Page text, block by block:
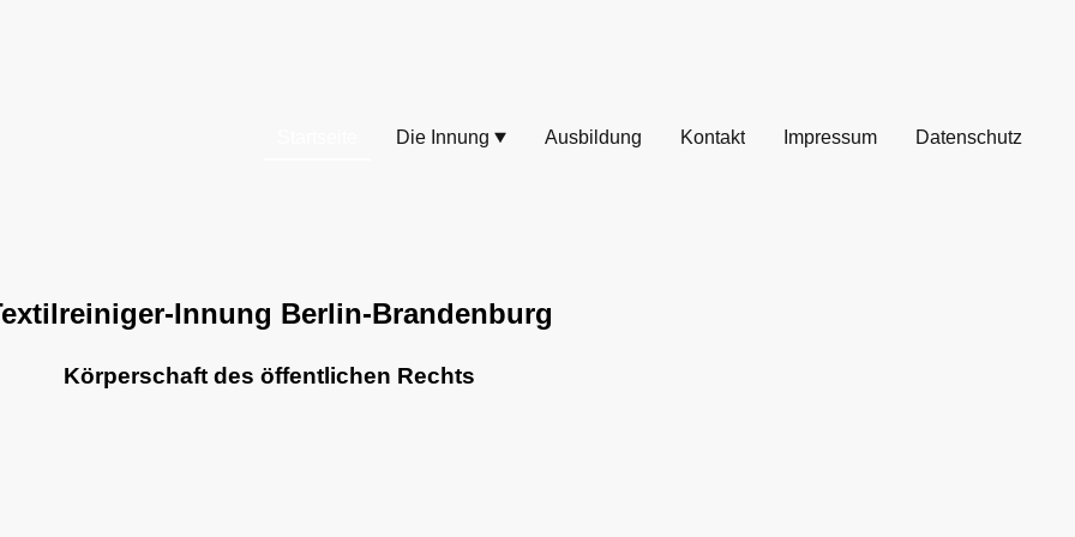
Die Innung Ausbildung Kontakt Impressum Datenschutz
Innung Berlin-Brandenburg
Körperschaft des öffentlichen Rechts